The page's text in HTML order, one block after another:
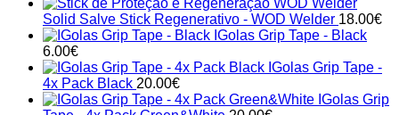
Solid Salve Stick Regenerativo - WOD Welder 18.00€
IGolas Grip Tape - Black
6.00€
IGolas Grip Tape -
4x Pack Black 20.00€
IGolas Grip